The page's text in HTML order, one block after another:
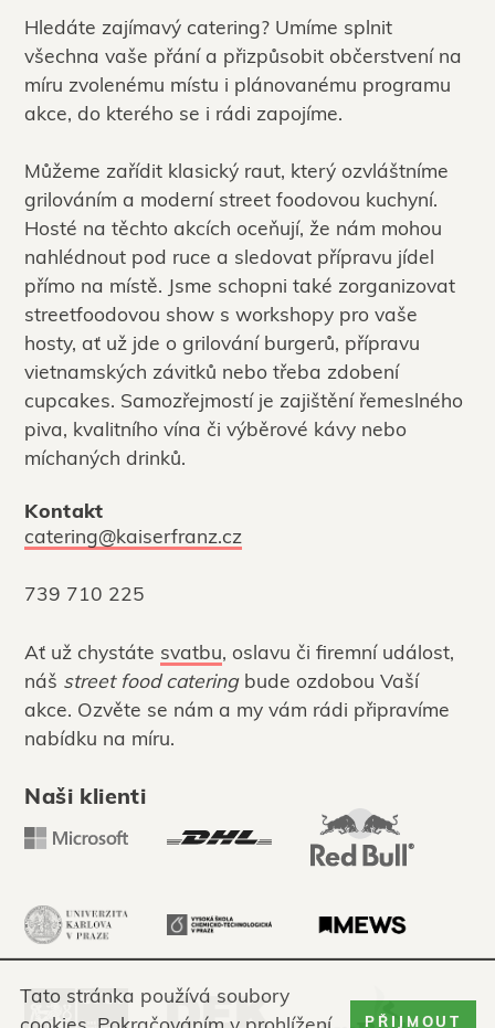
Hledáte zajímavý catering? Umíme splnit
všechna vaše přání a přizpůsobit občerstvení na
míru zvolenému místu i plánovanému programu
akce, do kterého se i rádi zapojíme.
Můžeme zařídit klasický raut, který ozvláštníme
grilováním a moderní street foodovou kuchyní.
Hosté na těchto akcích oceňují, že nám mohou
nahlédnout pod ruce a sledovat přípravu jídel
přímo na místě. Jsme schopni také zorganizovat
streetfoodovou show s workshopy pro vaše
hosty, ať už jde o grilování burgerů, přípravu
vietnamských závitků nebo třeba zdobení
cupcakes. Samozřejmostí je zajištění řemeslného
piva, kvalitního vína či výběrové kávy nebo
míchaných drinků.
Kontakt
catering@kaiserfranz.cz
739 710 225
Ať už chystáte svatbu, oslavu či firemní událost,
náš street food cateringbude ozdobou Vaší
akce. Ozvěte se nám a my vám rádi připravíme
nabídku na míru.
Naši klienti
Tato stránka používá soubory
cookies. Pokračováním v prohlížení
PŘIJMOUT